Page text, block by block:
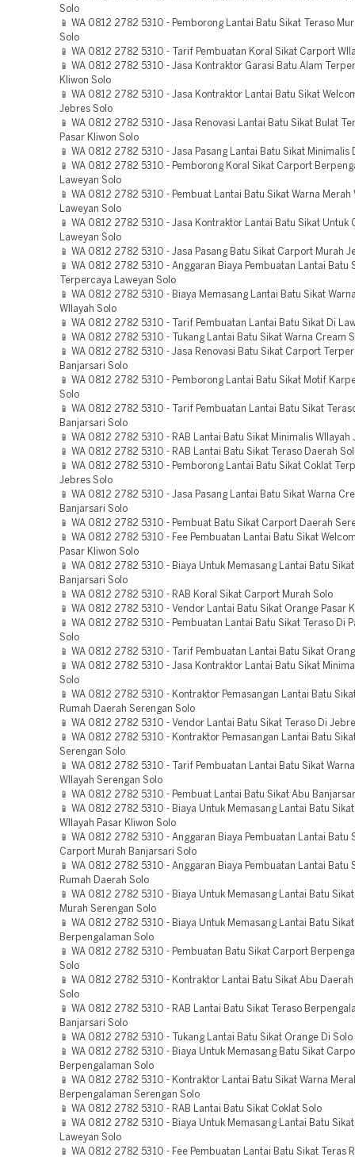
Solo
📱 WA 0812 2782 5310 - Pemborong Lantai Batu Sikat Teraso
Solo
📱 WA 0812 2782 5310 - Tarif Pembuatan Koral Sikat Carport
📱 WA 0812 2782 5310 - Jasa Kontraktor Garasi Batu Alam
Kliwon Solo
📱 WA 0812 2782 5310 - Jasa Kontraktor Lantai Batu Sikat
Jebres Solo
📱 WA 0812 2782 5310 - Jasa Renovasi Lantai Batu Sikat Bulat
Pasar Kliwon Solo
📱 WA 0812 2782 5310 - Jasa Pasang Lantai Batu Sikat Minimalis
📱 WA 0812 2782 5310 - Pemborong Koral Sikat Carport
Laweyan Solo
📱 WA 0812 2782 5310 - Pembuat Lantai Batu Sikat Warna Merah
Laweyan Solo
📱 WA 0812 2782 5310 - Jasa Kontraktor Lantai Batu Sikat Untuk
Laweyan Solo
📱 WA 0812 2782 5310 - Jasa Pasang Batu Sikat Carport Murah
📱 WA 0812 2782 5310 - Anggaran Biaya Pembuatan Lantai Batu
Terpercaya Laweyan Solo
📱 WA 0812 2782 5310 - Biaya Memasang Lantai Batu Sikat
WIlayah Solo
📱 WA 0812 2782 5310 - Tarif Pembuatan Lantai Batu Sikat Di
📱 WA 0812 2782 5310 - Tukang Lantai Batu Sikat Warna Cream
📱 WA 0812 2782 5310 - Jasa Renovasi Batu Sikat Carport
Banjarsari Solo
📱 WA 0812 2782 5310 - Pemborong Lantai Batu Sikat Motif
Solo
📱 WA 0812 2782 5310 - Tarif Pembuatan Lantai Batu Sikat
Banjarsari Solo
📱 WA 0812 2782 5310 - RAB Lantai Batu Sikat Minimalis WIlayah
📱 WA 0812 2782 5310 - RAB Lantai Batu Sikat Teraso Daerah
📱 WA 0812 2782 5310 - Pemborong Lantai Batu Sikat Coklat
Jebres Solo
📱 WA 0812 2782 5310 - Jasa Pasang Lantai Batu Sikat Warna
Banjarsari Solo
📱 WA 0812 2782 5310 - Pembuat Batu Sikat Carport Daerah
📱 WA 0812 2782 5310 - Fee Pembuatan Lantai Batu Sikat
Pasar Kliwon Solo
📱 WA 0812 2782 5310 - Biaya Untuk Memasang Lantai Batu
Banjarsari Solo
📱 WA 0812 2782 5310 - RAB Koral Sikat Carport Murah Solo
📱 WA 0812 2782 5310 - Vendor Lantai Batu Sikat Orange Pasar
📱 WA 0812 2782 5310 - Pembuatan Lantai Batu Sikat Teraso Di
Solo
📱 WA 0812 2782 5310 - Tarif Pembuatan Lantai Batu Sikat
📱 WA 0812 2782 5310 - Jasa Kontraktor Lantai Batu Sikat
Solo
📱 WA 0812 2782 5310 - Kontraktor Pemasangan Lantai Batu
Rumah Daerah Serengan Solo
📱 WA 0812 2782 5310 - Vendor Lantai Batu Sikat Teraso Di
📱 WA 0812 2782 5310 - Kontraktor Pemasangan Lantai Batu
Serengan Solo
📱 WA 0812 2782 5310 - Tarif Pembuatan Lantai Batu Sikat
WIlayah Serengan Solo
📱 WA 0812 2782 5310 - Pembuat Lantai Batu Sikat Abu
📱 WA 0812 2782 5310 - Biaya Untuk Memasang Lantai Batu
WIlayah Pasar Kliwon Solo
📱 WA 0812 2782 5310 - Anggaran Biaya Pembuatan Lantai Batu
Carport Murah Banjarsari Solo
📱 WA 0812 2782 5310 - Anggaran Biaya Pembuatan Lantai Batu
Rumah Daerah Solo
📱 WA 0812 2782 5310 - Biaya Untuk Memasang Lantai Batu
Murah Serengan Solo
📱 WA 0812 2782 5310 - Biaya Untuk Memasang Lantai Batu Sikat
Berpengalaman Solo
📱 WA 0812 2782 5310 - Pembuatan Batu Sikat Carport
Solo
📱 WA 0812 2782 5310 - Kontraktor Lantai Batu Sikat Abu
Solo
📱 WA 0812 2782 5310 - RAB Lantai Batu Sikat Teraso
Banjarsari Solo
📱 WA 0812 2782 5310 - Tukang Lantai Batu Sikat Orange Di Solo
📱 WA 0812 2782 5310 - Biaya Untuk Memasang Batu Sikat
Berpengalaman Solo
📱 WA 0812 2782 5310 - Kontraktor Lantai Batu Sikat Warna
Berpengalaman Serengan Solo
📱 WA 0812 2782 5310 - RAB Lantai Batu Sikat Coklat Solo
📱 WA 0812 2782 5310 - Biaya Untuk Memasang Lantai Batu
Laweyan Solo
📱 WA 0812 2782 5310 - Fee Pembuatan Lantai Batu Sikat Teras